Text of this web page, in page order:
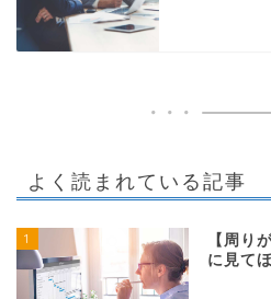
よく読まれている記事
1
【周り
に見て